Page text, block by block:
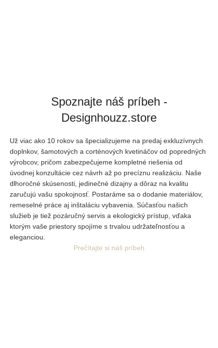
Spoznajte náš príbeh -
Designhouzz.store
Už viac ako 10 rokov sa špecializujeme na predaj exkluzívnych
doplnkov, šamotových a corténových kvetináčov od popredných
výrobcov, pričom zabezpečujeme kompletné riešenia od
úvodnej konzultácie cez návrh až po precíznu realizáciu. Naše
dlhoročné skúsenosti, jedinečné dizajny a dôraz na kvalitu
zaručujú vašu spokojnosť. Postaráme sa o dodanie materiálov,
remeselné práce aj inštaláciu vybavenia. Súčasťou našich
služieb je tiež pozáručný servis a ekologický prístup, vďaka
ktorým vaše priestory spojíme s trvalou udržateľnosťou a
eleganciou.
Prečítajte si náš príbeh